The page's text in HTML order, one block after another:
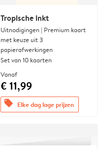
Tropische inkt
Uitnodigingen | Premium kaart
met keuze uit 3
papierafwerkingen
Set van 10 kaarten
Vanaf
€ 11,99
offers Elke dag lage prijzen